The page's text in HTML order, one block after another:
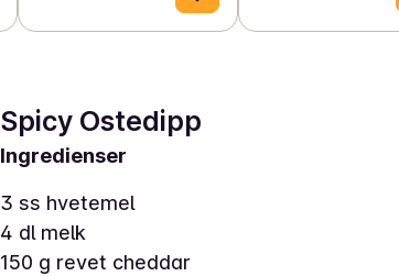
Spicy Ostedipp
Ingredienser
3 ss hvetemel
4 dl melk
150 g revet cheddar